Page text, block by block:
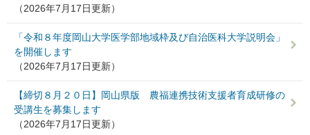
（2026年7月17日更新）
「令和８年度岡山大学医学部地域枠及び自治医科大学説明会」
を開催します
（2026年7月17日更新）
【締切８月２０日】岡山県版 農福連携技術支援者育成研修の
受講生を募集します
（2026年7月17日更新）